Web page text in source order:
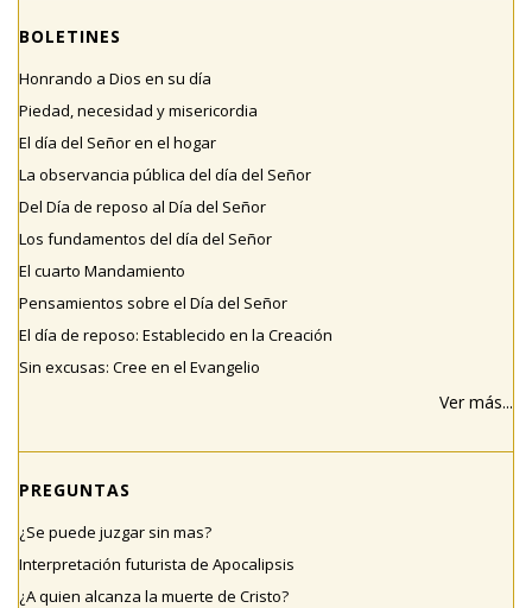
BOLETINES
Honrando a Dios en su día
Piedad, necesidad y misericordia
El día del Señor en el hogar
La observancia pública del día del Señor
Del Día de reposo al Día del Señor
Los fundamentos del día del Señor
El cuarto Mandamiento
Pensamientos sobre el Día del Señor
El día de reposo: Establecido en la Creación
Sin excusas: Cree en el Evangelio
Ver más...
PREGUNTAS
¿Se puede juzgar sin mas?
Interpretación futurista de Apocalipsis
¿A quien alcanza la muerte de Cristo?